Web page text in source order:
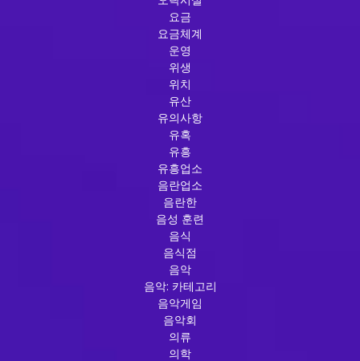
요금
요금체계
운영
위생
위치
유산
유의사항
유혹
유흥
유흥업소
음란업소
음란한
음성 훈련
음식
음식점
음악
음악: 카테고리
음악게임
음악회
의류
의학